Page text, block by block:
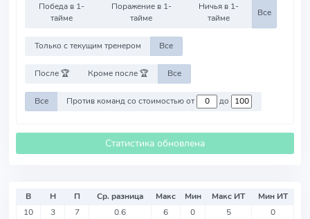
Победа в 1-
тайме
Поражение в 1-
тайме
Ничья в 1-
тайме
Все
Только с текущим тренером Все
После 🏆 Кроме после 🏆 Все
Все Против команд со стоимостью от до
Статистика обновлена
В Н П Ср. разница Макс Мин Макс ИТ
Мин ИТ
10
3 7 0.6 6 0 5 0